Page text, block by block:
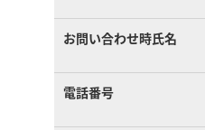
お問い合わせ時氏名
電話番号